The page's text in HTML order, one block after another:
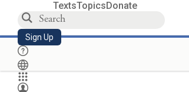
TextsTopicsDonate
Sign Up